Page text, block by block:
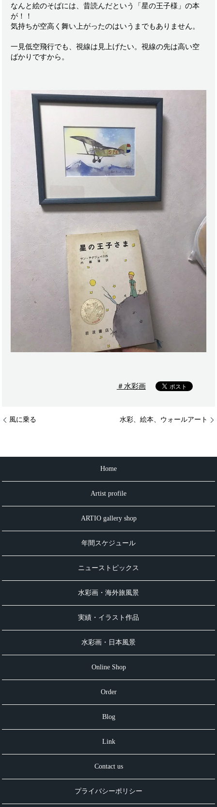
なんと絵のそばには、昔読んだという「星の王子様」の本
が！！
気持ちが空高く舞い上がったのはいうまでもありません。
一見低空飛行でも、視線は見上げたい。視線の先は高い空
ばかりですから。
＃水彩画
風に乗る 水彩、絵本、ウォールアート
Home
Artist profile
ARTIO gallery shop
年間スケジュール
ニューストピックス
水彩画・海外旅風景
実績・イラスト作品
水彩画・日本風景
Online Shop
Order
Blog
Link
Contact us
プライバシーポリシー